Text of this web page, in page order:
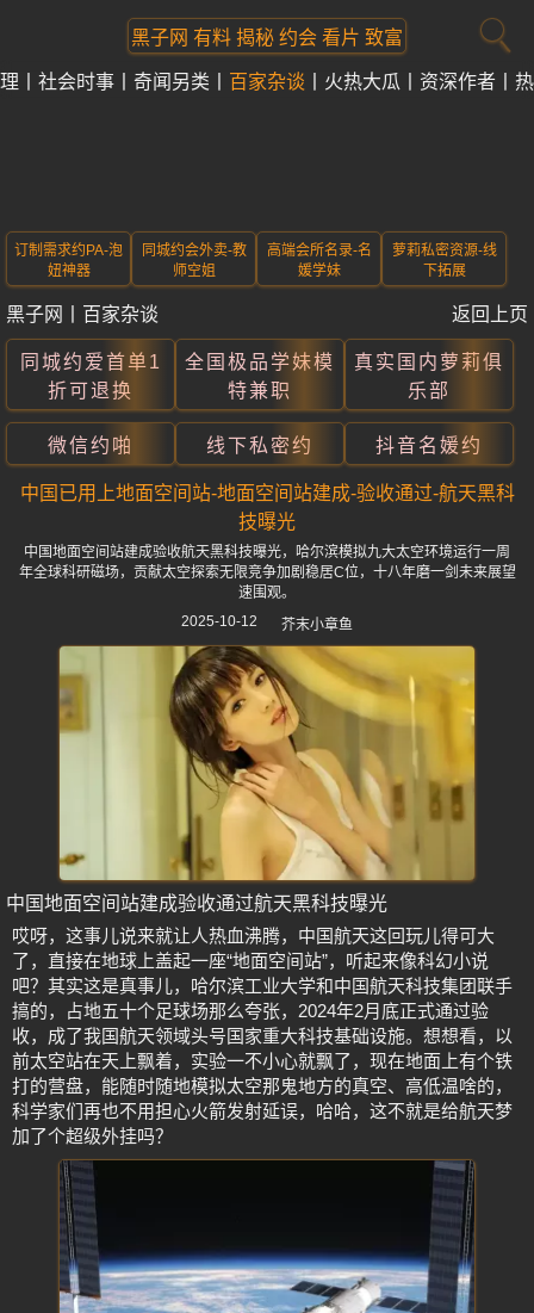
黑子网 有料 揭秘 约会 看片 致富
社会时事 奇闻另类 百家杂谈 火热大瓜 资深作者
订制需求约PA-泡
妞神器
同城约会外卖-教
师空姐
高端会所名录-名
媛学妹
萝莉私密资源-线
下拓展
黑子网 百家杂谈 返回上页
同城约爱首单1
折可退换
全国极品学妹模
特兼职
真实国内萝莉俱
乐部
微信约啪 线下私密约 抖音名媛约
中国已用上地面空间站-地面空间站建成-验收通过-航天黑科
技曝光
中国地面空间站建成验收航天黑科技曝光，哈尔滨模拟九大太空环境运行一周
年全球科研磁场，贡献太空探索无限竞争加剧稳居C位，十八年磨一剑未来展望
速围观。
2025-10-12
芥末小章鱼
中国地面空间站建成验收通过航天黑科技曝光
哎呀，这事儿说来就让人热血沸腾，中国航天这回玩儿得可大
了，直接在地球上盖起一座“地面空间站”，听起来像科幻小说
吧？其实这是真事儿，哈尔滨工业大学和中国航天科技集团联手
搞的，占地五十个足球场那么夸张，2024年2月底正式通过验
收，成了我国航天领域头号国家重大科技基础设施。想想看，以
前太空站在天上飘着，实验一不小心就飘了，现在地面上有个铁
打的营盘，能随时随地模拟太空那鬼地方的真空、高低温啥的，
科学家们再也不用担心火箭发射延误，哈哈，这不就是给航天梦
加了个超级外挂吗？